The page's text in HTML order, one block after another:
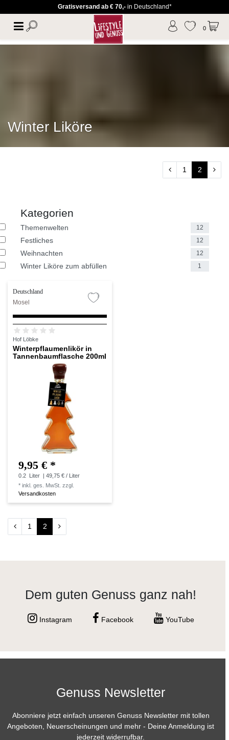
Gratisversand ab € 70,-in Deutschland*
0
Winter Liköre
1 2
Kategorien
Themenwelten 12
Festliches 12
Weihnachten 12
Winter Liköre zum abfüllen 1
Deutschland
Mosel
Hof Löbke
Winterpflaumenlikör in
Tannenbaumflasche 200ml
9,95 € *
0.2 Liter | 49,75 € / Liter
*inkl. ges. MwSt. zzgl.
Versandkosten
1 2
Dem guten Genuss ganz nah!
Instagram Facebook YouTube
Genuss Newsletter
Abonniere jetzt einfach unseren Genuss Newsletter mit tollen
Angeboten, Neuerscheinungen und mehr - Deine Anmeldung ist
jederzeit widerrufbar.